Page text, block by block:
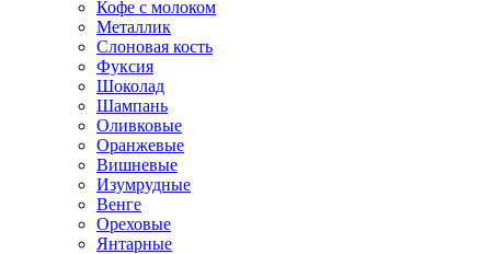
Кофе с молоком
Металлик
Слоновая кость
Фуксия
Шоколад
Шампань
Оливковые
Оранжевые
Вишневые
Изумрудные
Венге
Ореховые
Янтарные